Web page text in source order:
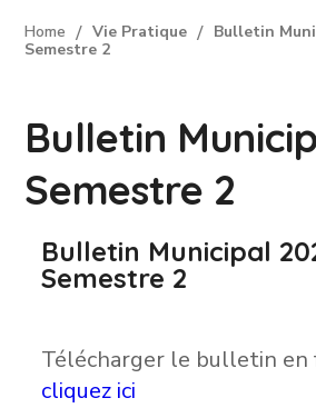
Home Vie Pratique
Bulletin
Semestre 2
Bulletin
Semestre 2
Bulletin Municipal
Semestre 2
Télécharger le bulletin en
cliquez ici